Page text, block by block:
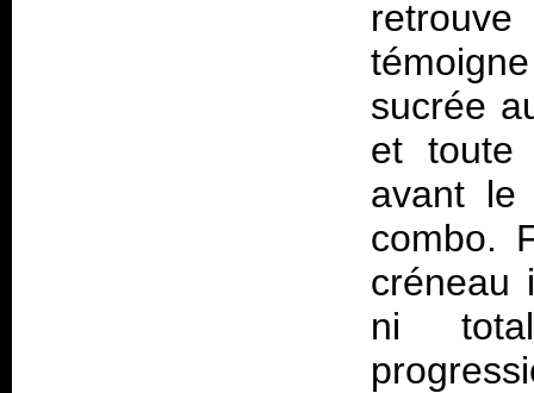
sucrée
et toute
avant le
combo.
créneau
ni